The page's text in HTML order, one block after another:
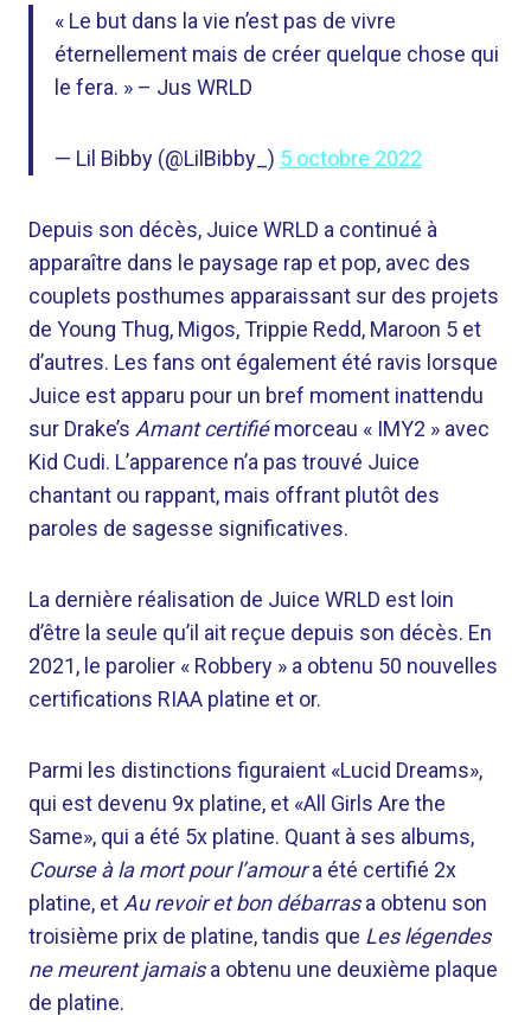
« Le but dans la vie n’est pas de vivre
éternellement mais de créer quelque chose qui
le fera. » – Jus WRLD
— Lil Bibby (@LilBibby_) 5 octobre 2022
Depuis son décès, Juice WRLD a continué à
apparaître dans le paysage rap et pop, avec des
couplets posthumes apparaissant sur des projets
de Young Thug, Migos, Trippie Redd, Maroon 5 et
d’autres. Les fans ont également été ravis lorsque
Juice est apparu pour un bref moment inattendu
sur Drake’s Amant certifiémorceau « IMY2 » avec
Kid Cudi. L’apparence n’a pas trouvé Juice
chantant ou rappant, mais offrant plutôt des
paroles de sagesse significatives.
La dernière réalisation de Juice WRLD est loin
d’être la seule qu’il ait reçue depuis son décès. En
2021, le parolier « Robbery » a obtenu 50 nouvelles
certifications RIAA platine et or.
Parmi les distinctions figuraient «Lucid Dreams»,
qui est devenu 9x platine, et «All Girls Are the
Same», qui a été 5x platine. Quant à ses albums,
Course à la mort pour l’amoura été certifié 2x
platine, et Au revoir et bon débarrasa obtenu son
troisième prix de platine, tandis que Les légendes
ne meurent jamaisa obtenu une deuxième plaque
de platine.